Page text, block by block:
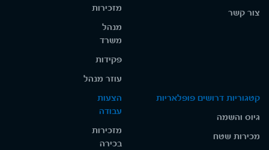
צור קשר
מזכירות
מנהל
משרד
פקידות
עוזר מנהל
קטגוריות דרושים פופלאריות
גיוס והשמה
מכירות שטח
הצעות
עבודה
מזכירות
בכירה